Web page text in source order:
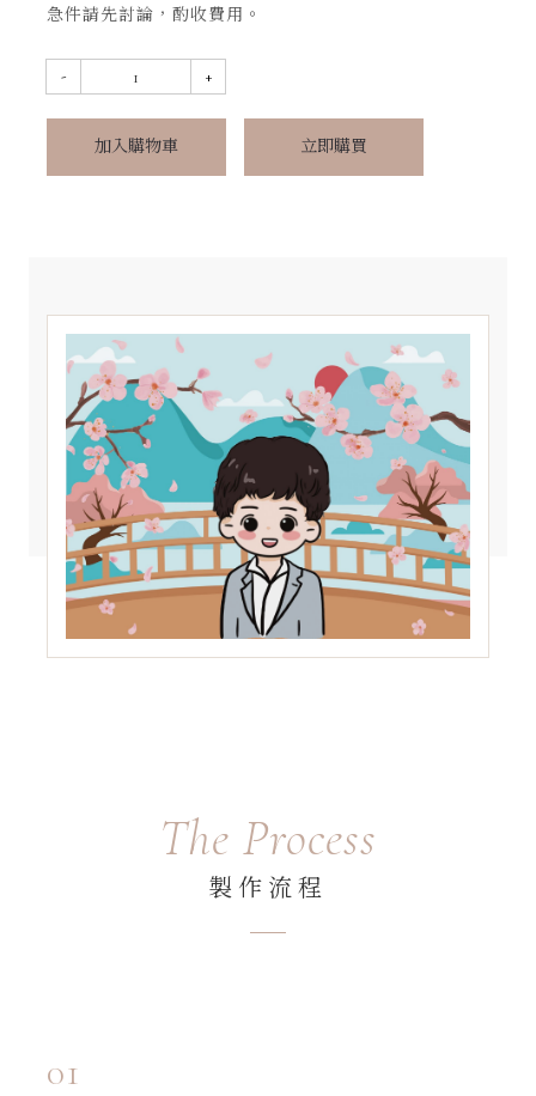
急件請先討論，酌收費用。
加入購物車 立即購買
The Process
製作流程
01